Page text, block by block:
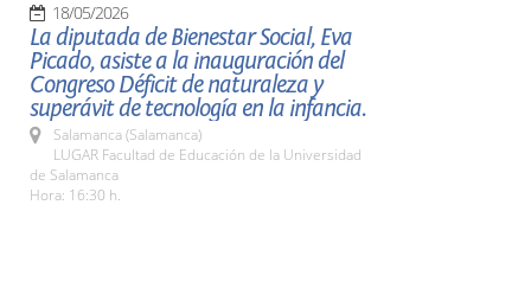
18/05/2026
La diputada de Bienestar Social, Eva
Picado, asiste a la inauguración del
Congreso Déficit de naturaleza y
superávit de tecnología en la infancia.
Salamanca (Salamanca)
LUGAR Facultad de Educación de la Universidad
de Salamanca
Hora: 16:30 h.